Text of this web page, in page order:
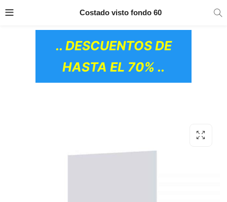
PRODUCTOS
.. DESCUENTOS DE
HASTA EL 70% ..
Costado visto fondo 60